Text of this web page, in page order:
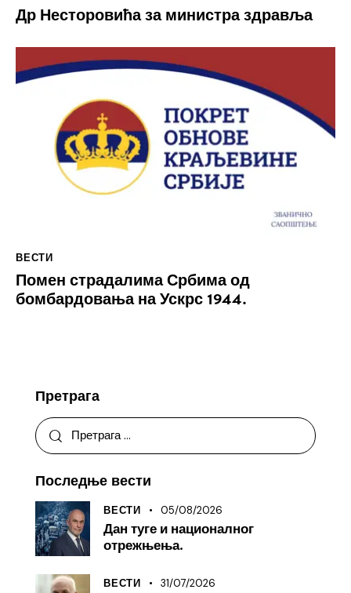
Др Несторовића за министра здравља
ВЕСТИ
Помен страдалима Србима од
бомбардовања на Ускрс 1944.
Претрага
Последње вести
ВЕСТИ 05/08/2026
Дан туге и националног
отрежњења.
ВЕСТИ 31/07/2026